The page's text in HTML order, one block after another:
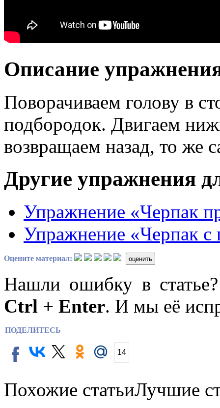
Описание
Поворачиваем голову в
подбородок. Двигаем
возвращаем назад, то же
Другие упражнения
Упражнение «Черпак
Упражнение «Черпак с
Оцените материал: оценить
Нашли ошибку в
Ctrl + Enter. И мы её
ПОДЕЛИТЕСЬ
14
Похожие статьиЛучшие